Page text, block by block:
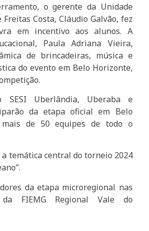
o gerente da Unidade
Freitas Costa, Cláudio Galvão, fez
em incentivo aos alunos. A
Paula Adriana Vieira,
de brincadeiras, música e
do evento em Belo Horizonte,
SESI Uberlândia, Uberaba e
da etapa oficial em Belo
mais de 50 equipes de todo o
temática central do torneio 2024
da etapa microregional nas
FIEMG Regional Vale do